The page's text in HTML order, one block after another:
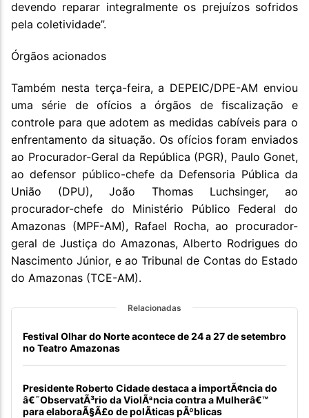
devendo reparar integralmente os prejuízos sofridos
pela coletividade”.
Órgãos acionados
Também nesta terça-feira, a DEPEIC/DPE-AM enviou
uma série de ofícios a órgãos de fiscalização e
controle para que adotem as medidas cabíveis para o
enfrentamento da situação. Os ofícios foram enviados
ao Procurador-Geral da República (PGR), Paulo Gonet,
ao defensor público-chefe da Defensoria Pública da
União (DPU), João Thomas Luchsinger, ao
procurador-chefe do Ministério Público Federal do
Amazonas (MPF-AM), Rafael Rocha, ao procurador-
geral de Justiça do Amazonas, Alberto Rodrigues do
Nascimento Júnior, e ao Tribunal de Contas do Estado
do Amazonas (TCE-AM).
Relacionadas
Festival Olhar do Norte acontece de 24 a 27 de setembro
no Teatro Amazonas
Presidente Roberto Cidade destaca a importÃ¢ncia do
â€˜ObservatÃ³rio da ViolÃªncia contra a Mulherâ€™
para elaboraÃ§Ã£o de polÃ­ticas pÃºblicas